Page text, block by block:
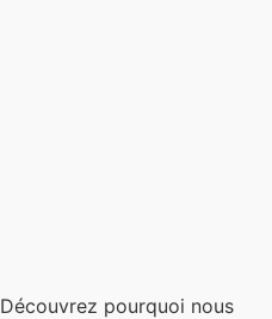
Découvrez pourquoi nous